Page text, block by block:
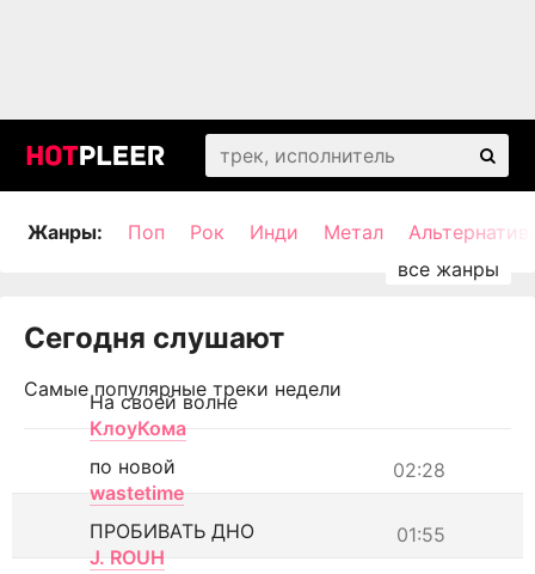
Жанры: Поп Рок Инди Метал
Сегодня слушают
Самые популярные треки недели
На своей волне
КлоуКома
02:28
по новой
wastetime
01:55
ПРОБИВАТЬ ДНО
J. ROUH